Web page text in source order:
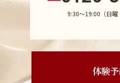
9:30〜19:00（日曜
体験